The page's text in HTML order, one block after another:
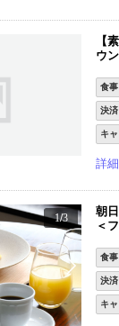
【
ウ
食事
決済
キ
詳
1/3
朝
＜
食事
決済
キ